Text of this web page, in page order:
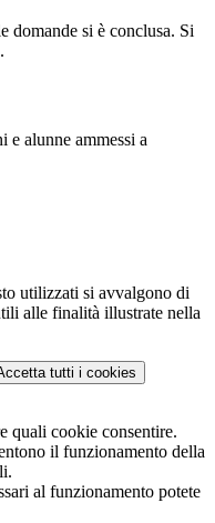
domande si è conclusa. Si
alunne ammessi a
utilizzati si avvalgono di
alle finalità illustrate nella
tutti i cookies
quali cookie consentire.
il funzionamento della
al funzionamento potete